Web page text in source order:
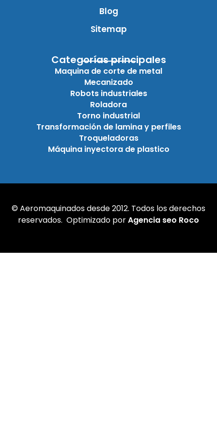
Blog
Sitemap
Categorías principales
Maquina de corte de metal
Mecanizado
Robots industriales
Roladora
Torno industrial
Transformación de lamina y perfiles
Troqueladoras
Máquina inyectora de plastico
© Aeromaquinados desde 2012. Todos los derechos
reservados. Optimizado porAgencia seo Roco